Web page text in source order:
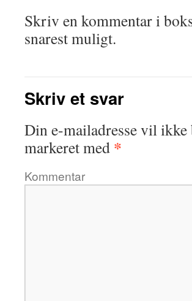
Skriv en kommentar i
snarest muligt.
Skriv et svar
Din e-mailadresse vil
markeret med *
Kommentar